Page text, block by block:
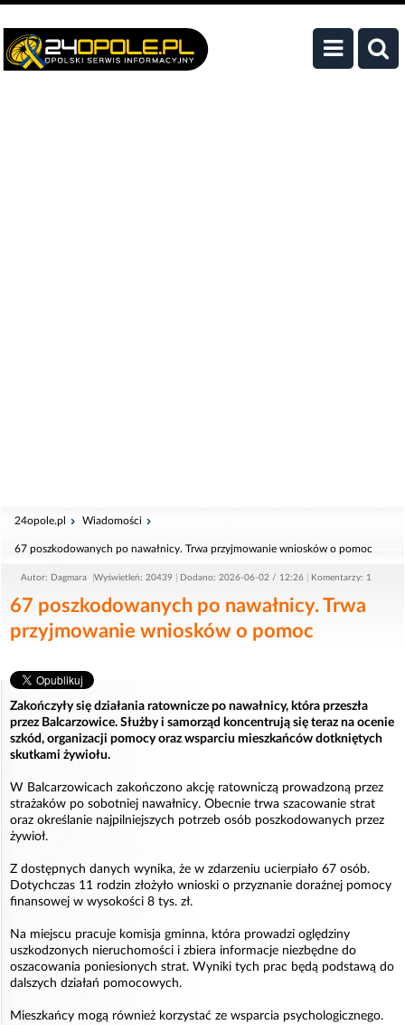
24opole.pl Wiadomości
67 poszkodowanych po nawałnicy. Trwa przyjmowanie wniosków o pomoc
Autor: Dagmara Wyświetleń: 20439 Dodano: 2026-06-02 / 12:26 Komentarzy: 1
67 poszkodowanych po nawałnicy. Trwa
przyjmowanie wniosków o pomoc
Zakończyły się działania ratownicze po nawałnicy, która przeszła
przez Balcarzowice. Służby i samorząd koncentrują się teraz na ocenie
szkód, organizacji pomocy oraz wsparciu mieszkańców dotkniętych
skutkami żywiołu.
W Balcarzowicach zakończono akcję ratowniczą prowadzoną przez
strażaków po sobotniej nawałnicy. Obecnie trwa szacowanie strat
oraz określanie najpilniejszych potrzeb osób poszkodowanych przez
żywioł.
Z dostępnych danych wynika, że w zdarzeniu ucierpiało 67 osób.
Dotychczas 11 rodzin złożyło wnioski o przyznanie doraźnej pomocy
finansowej w wysokości 8 tys. zł.
Na miejscu pracuje komisja gminna, która prowadzi oględziny
uszkodzonych nieruchomości i zbiera informacje niezbędne do
oszacowania poniesionych strat. Wyniki tych prac będą podstawą do
dalszych działań pomocowych.
Mieszkańcy mogą również korzystać ze wsparcia psychologicznego.